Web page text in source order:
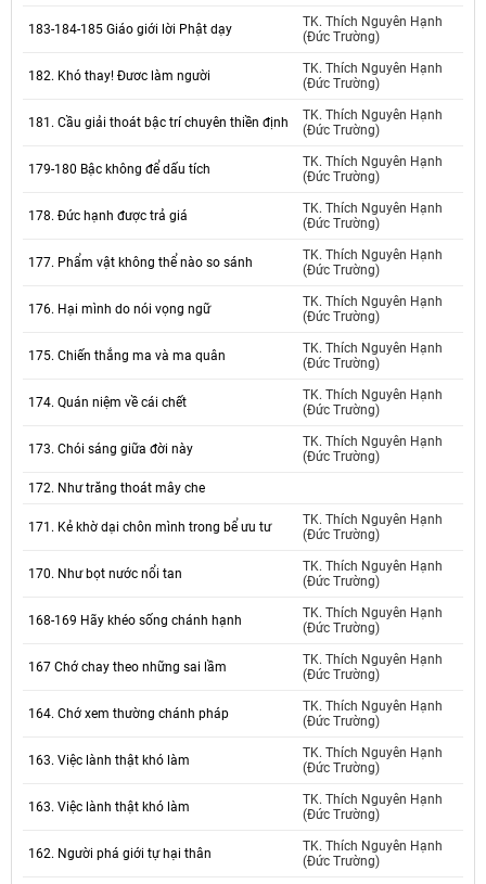
183-184-185 Giáo giới lời Phật dạy
TK. Thích Nguyên Hạnh
(Đức Trường)
182. Khó thay! Đươc làm người
TK. Thích Nguyên Hạnh
(Đức Trường)
181. Cầu giải thoát bậc trí chuyên thiền định
TK. Thích Nguyên Hạnh
(Đức Trường)
179-180 Bậc không để dấu tích
TK. Thích Nguyên Hạnh
(Đức Trường)
178. Đức hạnh được trả giá
TK. Thích Nguyên Hạnh
(Đức Trường)
177. Phẩm vật không thể nào so sánh
TK. Thích Nguyên Hạnh
(Đức Trường)
176. Hại mình do nói vọng ngữ
TK. Thích Nguyên Hạnh
(Đức Trường)
175. Chiến thắng ma và ma quân
TK. Thích Nguyên Hạnh
(Đức Trường)
174. Quán niệm về cái chết
TK. Thích Nguyên Hạnh
(Đức Trường)
173. Chói sáng giữa đời này
TK. Thích Nguyên Hạnh
(Đức Trường)
172. Như trăng thoát mây che
171. Kẻ khờ dại chôn mình trong bể ưu tư
TK. Thích Nguyên Hạnh
(Đức Trường)
170. Như bọt nước nổi tan
TK. Thích Nguyên Hạnh
(Đức Trường)
168-169 Hãy khéo sống chánh hạnh
TK. Thích Nguyên Hạnh
(Đức Trường)
167 Chớ chay theo những sai lầm
TK. Thích Nguyên Hạnh
(Đức Trường)
164. Chớ xem thường chánh pháp
TK. Thích Nguyên Hạnh
(Đức Trường)
163. Việc lành thật khó làm
TK. Thích Nguyên Hạnh
(Đức Trường)
163. Việc lành thật khó làm
TK. Thích Nguyên Hạnh
(Đức Trường)
162. Người phá giới tự hại thân
TK. Thích Nguyên Hạnh
(Đức Trường)